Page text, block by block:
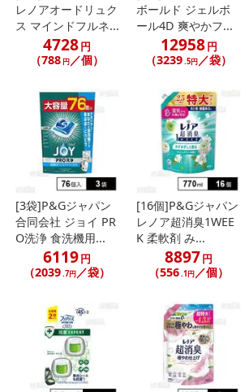
こちらの情報は 2026-07-09 14:08:36.0 での情報となります。
レノアオードリュク
ス マインドフルネ...
4728円
（788 円／個）
ボールド ジェルボ
ール4D 爽やかフ...
12958円
（3239.5円／袋）
[3袋]P&Gジャパン
合同会社 ジョイ PR
O洗浄 食洗機用...
6119円
（2039 .7円 ／袋）
[16個]P&Gジャパン
レノア超消臭1WEE
K 柔軟剤 み...
8897円
（556 .1円 ／個）